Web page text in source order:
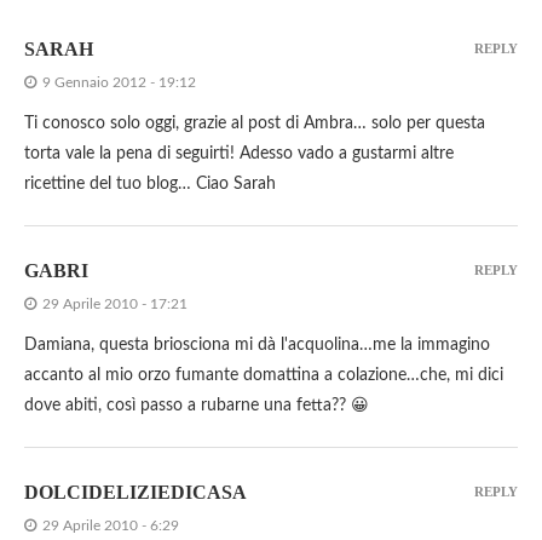
SARAH
9 Gennaio 2012 - 19:12
Ti conosco solo oggi, grazie al post di Ambra… solo per questa
torta vale la pena di seguirti! Adesso vado a gustarmi altre
ricettine del tuo blog… Ciao Sarah
REPLY
GABRI
29 Aprile 2010 - 17:21
Damiana, questa briosciona mi dà l'acquolina…me la immagino
accanto al mio orzo fumante domattina a colazione…che, mi dici
dove abiti, così passo a rubarne una fetta?? 😀
REPLY
DOLCIDELIZIEDICASA
29 Aprile 2010 - 6:29
REPLY